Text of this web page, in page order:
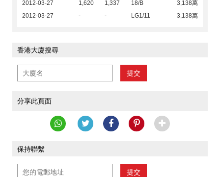
2012-03-27
1,620 1,337 18/B
3,138萬
2012-03-27
- - LG1/11 3,138萬
香港大廈搜尋
提交
分享此頁面
保持聯繫
提交